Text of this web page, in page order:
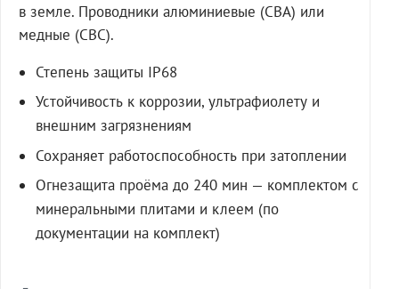
в земле. Проводники алюминиевые (СВА) или
медные (СВС).
Степень защиты IP68
Устойчивость к коррозии, ультрафиолету и
внешним загрязнениям
Сохраняет работоспособность при затоплении
Огнезащита проёма до 240 мин — комплектом с
минеральными плитами и клеем (по
документации на комплект)